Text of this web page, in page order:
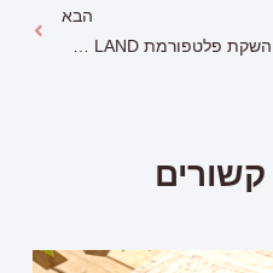
הבא